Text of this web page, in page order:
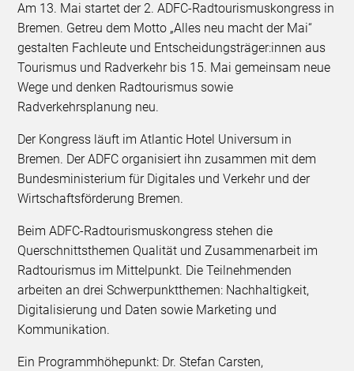
Am 13. Mai startet der 2. ADFC-Radtourismuskongress in
Bremen. Getreu dem Motto „Alles neu macht der Mai“
gestalten Fachleute und Entscheidungsträger:innen aus
Tourismus und Radverkehr bis 15. Mai gemeinsam neue
Wege und denken Radtourismus sowie
Radverkehrsplanung neu.
Der Kongress läuft im Atlantic Hotel Universum in
Bremen. Der ADFC organisiert ihn zusammen mit dem
Bundesministerium für Digitales und Verkehr und der
Wirtschaftsförderung Bremen.
Beim ADFC-Radtourismuskongress stehen die
Querschnittsthemen Qualität und Zusammenarbeit im
Radtourismus im Mittelpunkt. Die Teilnehmenden
arbeiten an drei Schwerpunktthemen: Nachhaltigkeit,
Digitalisierung und Daten sowie Marketing und
Kommunikation.
Ein Programmhöhepunkt: Dr. Stefan Carsten,